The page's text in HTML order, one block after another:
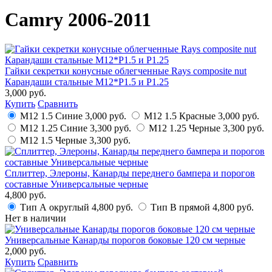
Camry 2006-2011
Гайки секретки конусные облегченные Rays composite nut
Карандаши стальные M12*P1.5 и P1.25
3,000 руб.
Купить Сравнить
M12 1.5 Синие 3,000 руб. M12 1.5 Красные 3,000 руб.
M12 1.25 Синие 3,300 руб. M12 1.25 Черные 3,300 руб.
M12 1.5 Черные 3,300 руб.
Сплиттер, Элероны, Канарды переднего бампера и порогов
составные Универсальные черные
4,800 руб.
Тип А округлый 4,800 руб. Тип B прямой 4,800 руб.
Нет в наличии
Универсальные Канарды порогов боковые 120 см черные
2,000 руб.
Купить Сравнить